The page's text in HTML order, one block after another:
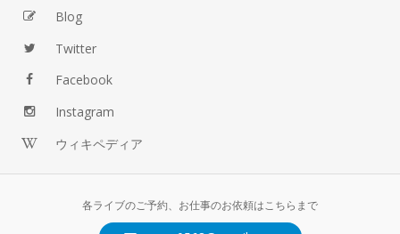
Blog
Twitter
Facebook
Instagram
ウィキペディア
各ライブのご予約、お仕事のお依頼はこちらまで